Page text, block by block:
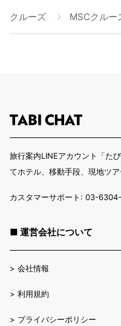
クルーズ MSCクルー
旅行案内LINEアカウント「た
てホテル、移動手段、現地ツア
カスタマーサポート: 03-
■ 運営会社について
> 会社情報
> 利用規約
> プライバシーポリシー